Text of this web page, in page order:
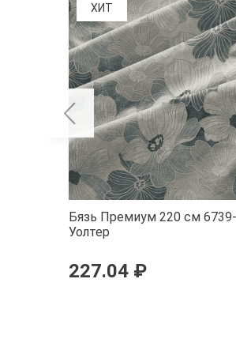
ХИТ
Бязь Премиум 220 см
Уолтер
227.04 ₽